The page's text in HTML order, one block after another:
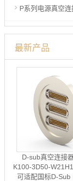
P系列电源真空
最新产品
D-sub真空连接
K100-3D50-
可适配国标D-Sub